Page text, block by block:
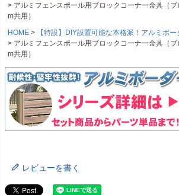
アルミフェンスポール用ブロックコーナー金具（
m共用）
HOME
【特設】DIY設置可能な本格派！アルミボ
アルミフェンスポール用ブロックコーナー金具（
m共用）
レビューを書く